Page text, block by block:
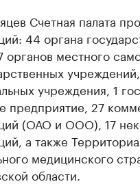
Счетная палата
44 органа
органов местного
учреждения, 1
предприятие, 27
(ОАО и ООО), 17
а также
медицинского
области.